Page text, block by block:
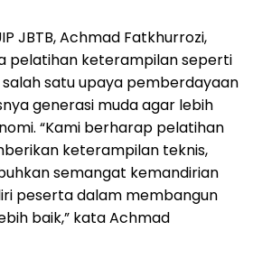
JBTB, Achmad Fatkhurrozi,
pelatihan keterampilan seperti
satu upaya pemberdayaan
generasi muda agar lebih
“Kami berharap pelatihan
keterampilan teknis,
semangat kemandirian
peserta dalam membangun
baik,” kata Achmad